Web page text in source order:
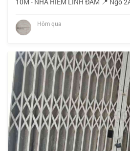
tránh. 🏠 52m2 x 5 tầng, mặt tiền 4m.
Hôm qua